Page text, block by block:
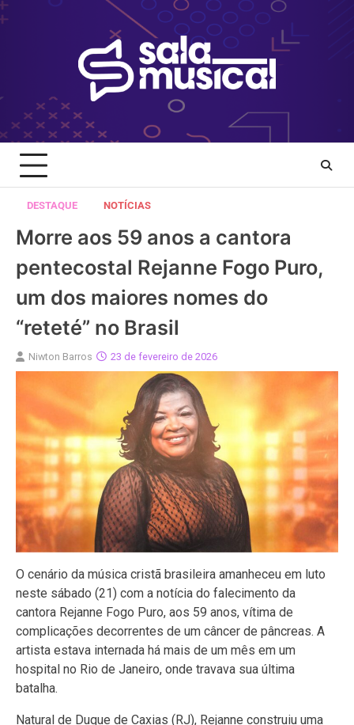
Skip
to
DESTAQUE NOTÍCIAS
Morre aos 59 anos a cantora
pentecostal Rejanne Fogo Puro,
um dos maiores nomes do
“reteté” no Brasil
Niwton Barros 23 de fevereiro de 2026
O cenário da música cristã brasileira amanheceu em luto
neste sábado (21) com a notícia do falecimento da
cantora Rejanne Fogo Puro, aos 59 anos, vítima de
complicações decorrentes de um câncer de pâncreas. A
artista estava internada há mais de um mês em um
hospital no Rio de Janeiro, onde travava sua última
batalha.
Natural de Duque de Caxias (RJ), Rejanne construiu uma